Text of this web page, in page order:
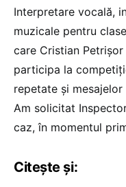
Interpretare vocală,
muzicale pentru
care Cristian
participa la
repetate și
Am solicitat
caz, în momentul
Citește și: